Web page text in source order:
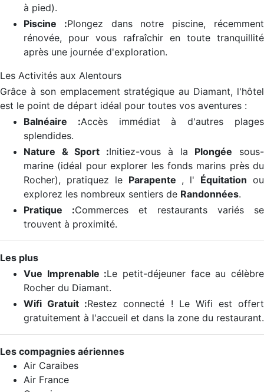
à pied).
Piscine :Plongez dans notre piscine, récemment
rénovée, pour vous rafraîchir en toute tranquillité
après une journée d'exploration.
Les Activités aux Alentours
Grâce à son emplacement stratégique au Diamant, l'hôtel
est le point de départ idéal pour toutes vos aventures :
Balnéaire :Accès immédiat à d'autres plages
splendides.
Nature & Sport :Initiez-vous à la Plongée sous-
marine (idéal pour explorer les fonds marins près du
Rocher), pratiquez le Parapente , l' Équitation ou
explorez les nombreux sentiers de Randonnées.
Pratique :Commerces et restaurants variés se
trouvent à proximité.
Les plus
Vue Imprenable :Le petit-déjeuner face au célèbre
Rocher du Diamant.
Wifi Gratuit :Restez connecté ! Le Wifi est offert
gratuitement à l'accueil et dans la zone du restaurant.
Les compagnies aériennes
Air Caraibes
Air France